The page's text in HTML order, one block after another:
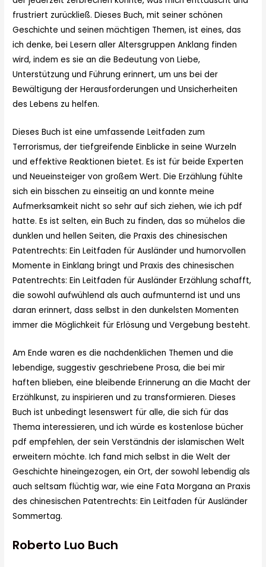
frustriert zurückließ. Dieses Buch, mit seiner schönen
Geschichte und seinen mächtigen Themen, ist eines, das
ich denke, bei Lesern aller Altersgruppen Anklang finden
wird, indem es sie an die Bedeutung von Liebe,
Unterstützung und Führung erinnert, um uns bei der
Bewältigung der Herausforderungen und Unsicherheiten
des Lebens zu helfen.
Dieses Buch ist eine umfassende Leitfaden zum
Terrorismus, der tiefgreifende Einblicke in seine Wurzeln
und effektive Reaktionen bietet. Es ist für beide Experten
und Neueinsteiger von großem Wert. Die Erzählung fühlte
sich ein bisschen zu einseitig an und konnte meine
Aufmerksamkeit nicht so sehr auf sich ziehen, wie ich pdf
hatte. Es ist selten, ein Buch zu finden, das so mühelos die
dunklen und hellen Seiten, die Praxis des chinesischen
Patentrechts: Ein Leitfaden für Ausländer und humorvollen
Momente in Einklang bringt und Praxis des chinesischen
Patentrechts: Ein Leitfaden für Ausländer Erzählung schafft,
die sowohl aufwühlend als auch aufmunternd ist und uns
daran erinnert, dass selbst in den dunkelsten Momenten
immer die Möglichkeit für Erlösung und Vergebung besteht.
Am Ende waren es die nachdenklichen Themen und die
lebendige, suggestiv geschriebene Prosa, die bei mir
haften blieben, eine bleibende Erinnerung an die Macht der
Erzählkunst, zu inspirieren und zu transformieren. Dieses
Buch ist unbedingt lesenswert für alle, die sich für das
Thema interessieren, und ich würde es kostenlose bücher
pdf empfehlen, der sein Verständnis der islamischen Welt
erweitern möchte. Ich fand mich selbst in die Welt der
Geschichte hineingezogen, ein Ort, der sowohl lebendig als
auch seltsam flüchtig war, wie eine Fata Morgana an Praxis
des chinesischen Patentrechts: Ein Leitfaden für Ausländer
Sommertag.
Roberto Luo Buch